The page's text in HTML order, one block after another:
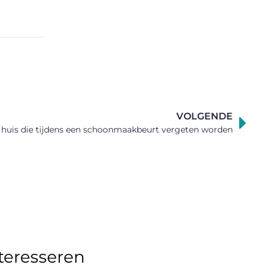
VOLGENDE
die tijdens een schoonmaakbeurt vergeten worden